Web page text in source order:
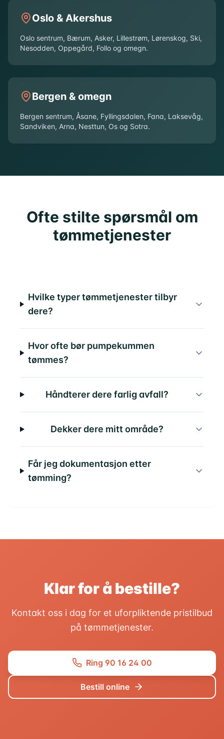
Oslo & Akershus
Oslo sentrum, Bærum, Asker, Lillestrøm, Lørenskog, Ski,
Nesodden, Oppegård, Follo og omegn.
Bergen & omegn
Bergen sentrum, Åsane, Fyllingsdalen, Fana, Laksevåg,
Sandviken, Arna, Nesttun, Os og Sotra.
Ofte stilte spørsmål om
tømmetjenester
Hvilke typer tømmetjenester tilbyr
dere?
Hvor ofte bør pumpekummen
tømmes?
Håndterer dere farlig avfall?
Dekker dere mitt område?
Får jeg dokumentasjon etter
tømming?
Klar for å bestille?
Kontakt oss i dag for et uforpliktende pristilbud
på tømmetjenester.
Ring 90 16 24 00
Bestill online